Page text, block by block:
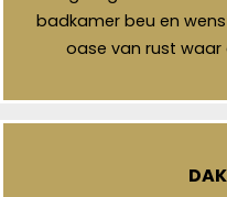
badkamer beu en
oase van rust waar